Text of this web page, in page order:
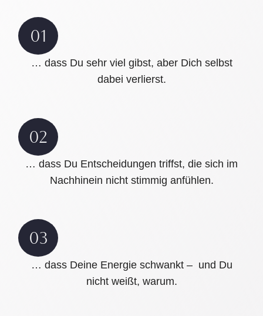
01
… dass Du sehr viel gibst, aber Dich selbst
dabei verlierst.
02
… dass Du Entscheidungen triffst, die sich im
Nachhinein nicht stimmig anfühlen.
03
… dass Deine Energie schwankt – und Du
nicht weißt, warum.